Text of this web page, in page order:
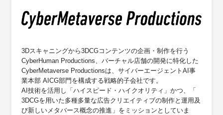
3Dスキャニングから3DCGコンテンツの企画・ 制作を行う
CyberHuman Productions、バーチャル店舗の開発に特化した
CyberMetaverse Productionsは、サイバーエージェントAI事
業本部 AICG部門を構成する戦略的子会社です。
AI技術を活用し「ハイスピード・ハイクオリティ」かつ、「
3DCGを用いた多種多量な広告クリエイティブの制作と運用及
び新しいメタバース概念の推進」をミッションとしていま